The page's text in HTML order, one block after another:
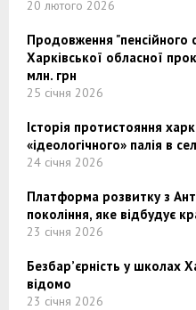
20 лютого 2026
Продовження "пенсійного
Харківської обласної
млн. грн
25 січня 2026
Історія протистояння
«ідеологічного» палія в
24 січня 2026
Платформа розвитку з
покоління, яке відбудує
23 січня 2026
Безбар’єрність у школах
відомо
23 січня 2026